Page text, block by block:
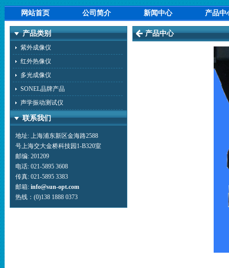
网站首页 公司简介 新闻中心 产品中
产品类别
紫外成像仪
红外热像仪
多光成像仪
SONEL品牌产品
声学振动测试仪
联系我们
地址: 上海浦东新区金海路2588
号上海交大金桥科技园1-B320室
邮编: 201209
电话: 021-5895 3608
传真: 021-5895 3383
邮箱: info@sun-opt.com
热线：(0)138 1888 0373
产品中心